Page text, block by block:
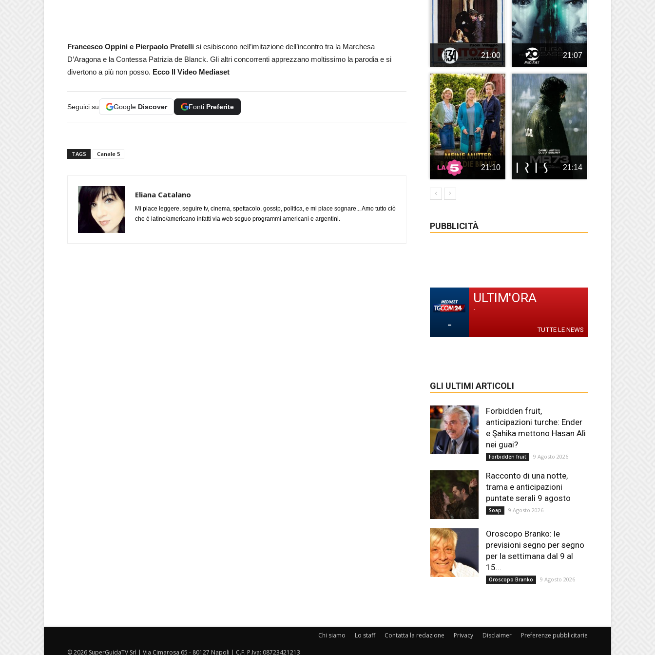
Francesco Oppini e Pierpaolo Pretelli si esibiscono nell’imitazione dell’incontro tra la Marchesa
D’Aragona e la Contessa Patrizia de Blanck. Gli altri concorrenti apprezzano moltissimo la parodia e si
divertono a più non posso. Ecco Il Video Mediaset
Seguici su Google Discover Fonti Preferite
TAGS Canale 5
Eliana Catalano
Mi piace leggere, seguire tv, cinema, spettacolo, gossip, politica, e mi piace sognare... Amo tutto ciò
che è latino/americano infatti via web seguo programmi americani e argentini.
21:00 21:07
21:10 21:14
PUBBLICITÀ
-
ULTIM'ORA
-
TUTTE LE NEWS
GLI ULTIMI ARTICOLI
Forbidden fruit,
anticipazioni turche: Ender
e Şahika mettono Hasan Alì
nei guai?
Forbidden fruit 9 Agosto 2026
Racconto di una notte,
trama e anticipazioni
puntate serali 9 agosto
Soap 9 Agosto 2026
Oroscopo Branko: le
previsioni segno per segno
per la settimana dal 9 al
15...
Oroscopo Branko 9 Agosto 2026
Chi siamo Lo staff Contatta la redazione Privacy Disclaimer Preferenze pubblicitarie
© 2026 SuperGuidaTV Srl | Via Cimarosa 65 - 80127 Napoli | C.F. P.Iva: 08723421213